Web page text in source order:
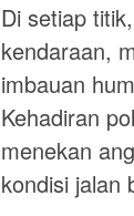
Di setiap
kendaraan,
imbauan
Kehadiran
menekan
kondisi jalan